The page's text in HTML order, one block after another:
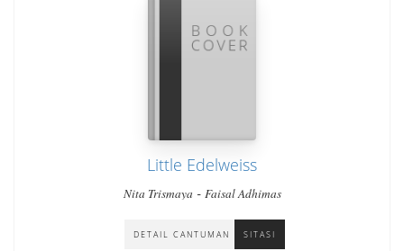
Little Edelweiss
Nita Trismaya - Faisal Adhimas
DETAIL CANTUMAN SITASI